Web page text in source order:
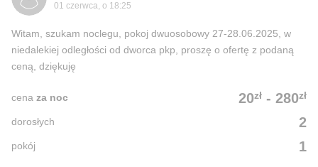
01 czerwca, o 18:25
Witam, szukam noclegu, pokoj dwuosobowy 27-28.06.2025, w
niedalekiej odległości od dworca pkp, proszę o ofertę z podaną
ceną, dziękuję
20zł - 280zł
cena za noc
2
dorosłych
1
pokój